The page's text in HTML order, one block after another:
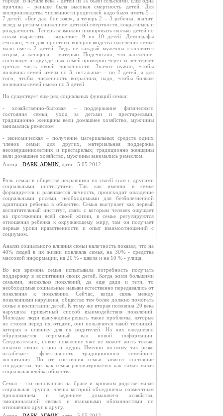
причина – раньше была высокая смертность детей. Для
воспроизводства численности родителей надо было иметь 5 –
7 детей. «Бог дал, бог взял», а теперь 2 – 3 ребенка, значит,
вслед за резким снижением детской смертности, сократилась и
рождаемость. Теперь возможно планировать сколько детей по
силам вырастить – вырастает 9 их 10 детей. Демографы
считают, что для простого воспроизводства населения семье
мало иметь 2 детей. Ведь не каждый мужчина становится
отцом, а женщина – матерью. Подсчитано, что население,
состоящее из двухдетных семей примерно через зо лет теряет
третью часть своей численности. Значит нужно, чтобы
половина семей имела по 3, остальные – по 2 детей, а для
того, чтобы численность возрастала, надо, чтобы больше
половины семей имело по 3 детей
Но существует еще ряд социальных функций семьи:
- хозяйственно-бытовая – поддержание физического
состояния семьи, уход за детьми и престарелыми;
традиционно женщины вели домашнее хозяйство, мужчины
занимались ремеслом
- экономическая – получение материальных средств одних
членов семьи для других, материальная поддержка
несовершеннолетних и престарелых; традиционно женщины
вели домашнее хозяйство, мужчины занимались ремеслом.
Автор - DARK-ADMIN , дата - 5.05.2012
Роль семьи в обществе несравнима по своей силе с другими
социальными институтами. Так как именно в семье
формируется и развивается личность, происходит овладение
социальными ролями, необходимыми для безболезненной
адаптации ребенка в обществе. Семья выступает как первый
воспитательный институт, связь с которым человек ощущает
на протяжении всей своей жизни, в семье регулируются
отношения ребенка к окружающему миру, там он получает
первые уроки нравственности и опыт взаимоотношений с
социумом.
Анализ социального влияния семьи наличность показал, что на
40% людей в их жизни повлияла семья, на 30% - средства
массовой информации, на 20 % - школа и на 10 % - улица.
Во все времена семья испытывала потребность получать
поддержку в воспитании своих детей. Когда жили большими
семьями, несколько поколений, да еще дяди и тети, то
необходимые социальные навыки естественно передавались от
поколения к поколению. Сейчас, когда связь между
поколениями нарушена, общество тем более должно помогать
семье в воспитании детей. К тому же вторая половина 20 века
нарушила привычный способ взаимодействия поколений.
Молодые люди вынуждены решать такие проблемы, которые
не стояли перед их отцами, они пользуются такой техникой,
которая в новинку для их родителей. На них ежедневно
обрушивается огромный вал новой информации.
Следовательно, новое поколение уже не может жить только
опытом своих отцов и дедов. Именно поэтому так резко
ослабевает эффективность традиционного семейного
воспитания. Но от состояния семьи зависит состояние
государства, так как семья рассматривается как самая малая
социальная ячейка общества.
Семья - это основанная на браке и кровном родстве малая
социальная группа, члены которой объединены совместным
проживанием и ведением домашнего хозяйства,
эмоциональной связью и взаимными обязанностями по
отношению друг к другу.